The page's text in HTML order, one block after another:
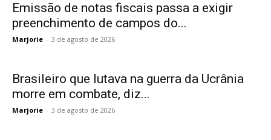
Emissão de notas fiscais passa a exigir
preenchimento de campos do...
Marjorie - 3 de agosto de 2026
Brasileiro que lutava na guerra da Ucrânia
morre em combate, diz...
Marjorie - 3 de agosto de 2026